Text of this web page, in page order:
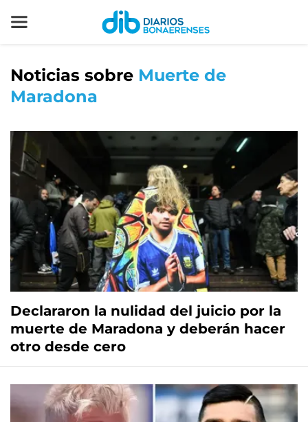
Noticias sobre Muerte de
Maradona
Declararon la nulidad del juicio por la
muerte de Maradona y deberán hacer
otro desde cero